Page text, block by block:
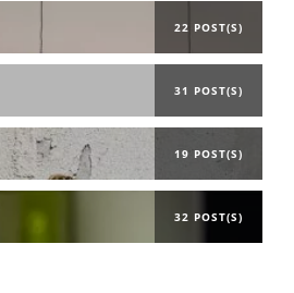
22 POST(S)
31 POST(S)
19 POST(S)
32 POST(S)